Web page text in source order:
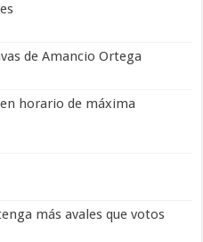
de Amancio Ortega
horario de máxima
más avales que votos